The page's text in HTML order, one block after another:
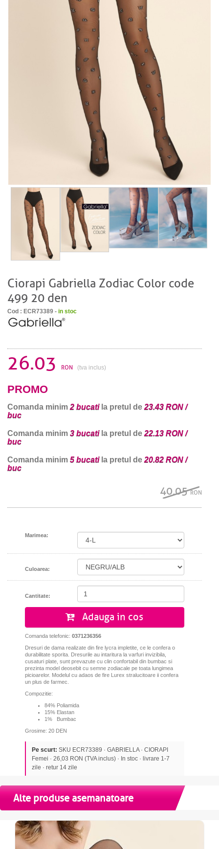
Ciorapi Gabriella Zodiac Color code
499 20 den
Cod : ECR73389 - in stoc
26.03 RON (tva inclus)
PROMO
Comanda minim 2 bucatila pretul de 23.43 RON /
buc
Comanda minim 3 bucatila pretul de 22.13 RON /
buc
Comanda minim 5 bucatila pretul de 20.82 RON /
buc
40.05RON
Marimea:
Culoarea:
Cantitate:
Adauga in cos
Comanda telefonic: 0371236356
Dresuri de dama realizate din fire lycra impletite, ce le confera o
durabilitate sporita. Dresurile au intaritura la varfuri invizibila,
cusaturi plate, sunt prevazute cu clin confortabil din bumbac si
prezinta model deosebit cu semne zodiacale pe toata lungimea
picioarelor. Modelul cu adaos de fire Lurex stralucitoare ii confera
un plus de farmec.
Compozitie:
84% Poliamida
15% Elastan
1% Bumbac
Grosime: 20 DEN
Pe scurt: SKU ECR73389 · GABRIELLA · CIORAPI
Femei · 26,03 RON (TVA inclus) · In stoc · livrare 1-7
zile · retur 14 zile
Alte produse asemanatoare